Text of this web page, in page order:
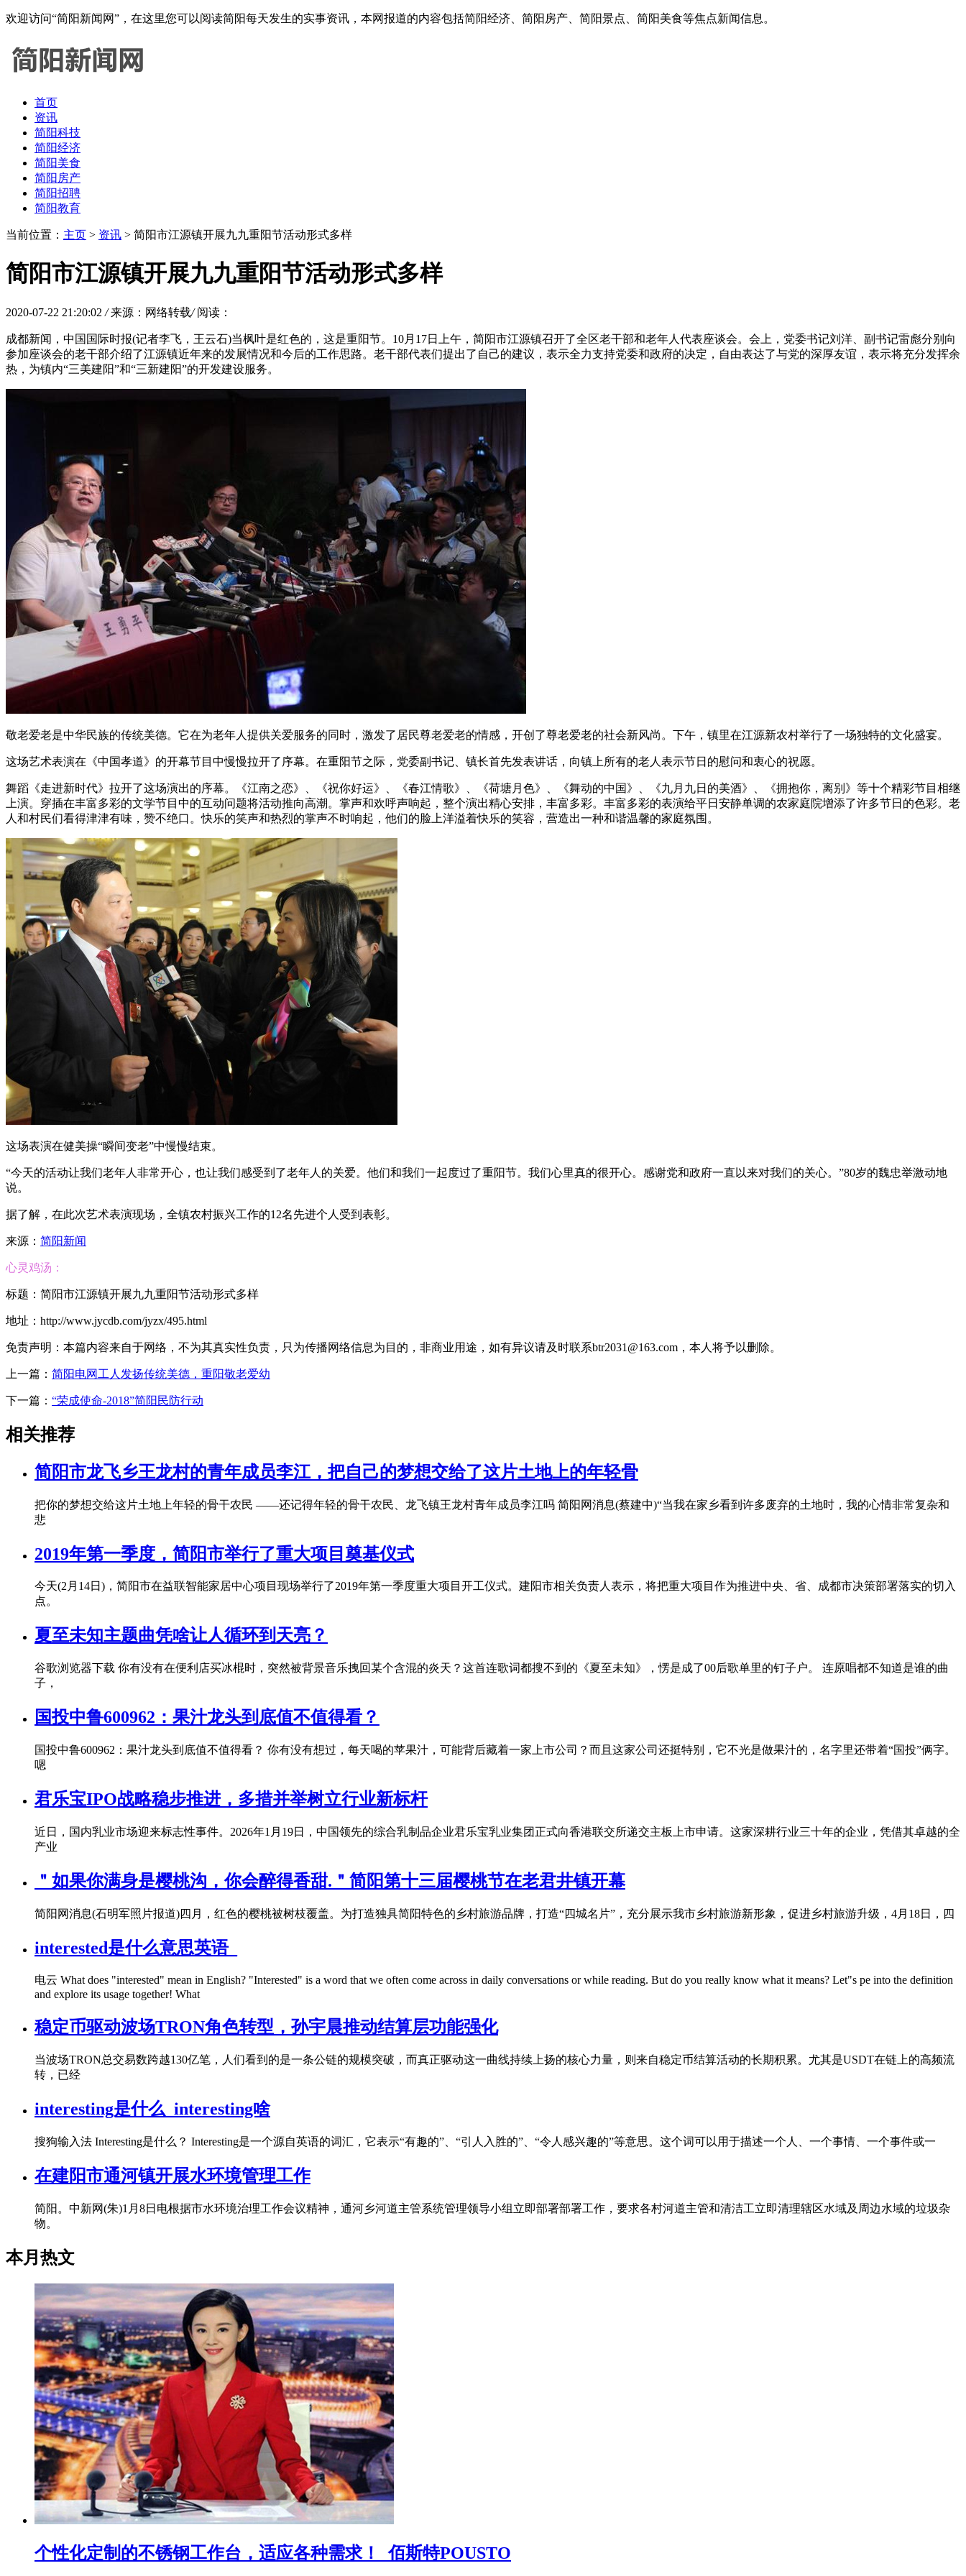
欢迎访问“简阳新闻网”，在这里您可以阅读简阳每天发生的实事资讯，本网报道的内容包括简阳经济、简阳房产、简阳景点、简阳美食等焦点新闻信息。
首页
资讯
简阳科技
简阳经济
简阳美食
简阳房产
简阳招聘
简阳教育
当前位置： 主页 > 资讯 > 简阳市江源镇开展九九重阳节活动形式多样
简阳市江源镇开展九九重阳节活动形式多样
2020-07-22 21:20:02 / 来源：网络转载/ 阅读：
成都新闻，中国国际时报(记者李飞，王云石)当枫叶是红色的，这是重阳节。10月17日上午，简阳市江源镇召开了全区老干部和老年人代表座谈会。会上，党委书记刘洋、副书记雷彪分别向
参加座谈会的老干部介绍了江源镇近年来的发展情况和今后的工作思路。老干部代表们提出了自己的建议，表示全力支持党委和政府的决定，自由表达了与党的深厚友谊，表示将充分发挥余
热，为镇内“三美建阳”和“三新建阳”的开发建设服务。
敬老爱老是中华民族的传统美德。它在为老年人提供关爱服务的同时，激发了居民尊老爱老的情感，开创了尊老爱老的社会新风尚。下午，镇里在江源新农村举行了一场独特的文化盛宴。
这场艺术表演在《中国孝道》的开幕节目中慢慢拉开了序幕。在重阳节之际，党委副书记、镇长首先发表讲话，向镇上所有的老人表示节日的慰问和衷心的祝愿。
舞蹈《走进新时代》拉开了这场演出的序幕。《江南之恋》、《祝你好运》、《春江情歌》、《荷塘月色》、《舞动的中国》、《九月九日的美酒》、《拥抱你，离别》等十个精彩节目相继
上演。穿插在丰富多彩的文学节目中的互动问题将活动推向高潮。掌声和欢呼声响起，整个演出精心安排，丰富多彩。丰富多彩的表演给平日安静单调的农家庭院增添了许多节日的色彩。老
人和村民们看得津津有味，赞不绝口。快乐的笑声和热烈的掌声不时响起，他们的脸上洋溢着快乐的笑容，营造出一种和谐温馨的家庭氛围。
这场表演在健美操“瞬间变老”中慢慢结束。
“今天的活动让我们老年人非常开心，也让我们感受到了老年人的关爱。他们和我们一起度过了重阳节。我们心里真的很开心。感谢党和政府一直以来对我们的关心。”80岁的魏忠举激动地
说。
据了解，在此次艺术表演现场，全镇农村振兴工作的12名先进个人受到表彰。
来源： 简阳新闻
心灵鸡汤：
标题：简阳市江源镇开展九九重阳节活动形式多样
地址：http://www.jycdb.com/jyzx/495.html
免责声明：本篇内容来自于网络，不为其真实性负责，只为传播网络信息为目的，非商业用途，如有异议请及时联系btr2031@163.com，本人将予以删除。
上一篇： 简阳电网工人发扬传统美德，重阳敬老爱幼
下一篇： “荣成使命-2018”简阳民防行动
相关推荐
简阳市龙飞乡王龙村的青年成员李江，把自己的梦想交给了这片土地上的年轻骨
把你的梦想交给这片土地上年轻的骨干农民 ——还记得年轻的骨干农民、龙飞镇王龙村青年成员李江吗 简阳网消息(蔡建中)“当我在家乡看到许多废弃的土地时，我的心情非常复杂和
悲
2019年第一季度，简阳市举行了重大项目奠基仪式
今天(2月14日)，简阳市在益联智能家居中心项目现场举行了2019年第一季度重大项目开工仪式。建阳市相关负责人表示，将把重大项目作为推进中央、省、成都市决策部署落实的切入
点。
夏至未知主题曲凭啥让人循环到天亮？
谷歌浏览器下载 你有没有在便利店买冰棍时，突然被背景音乐拽回某个含混的炎天？这首连歌词都搜不到的《夏至未知》，愣是成了00后歌单里的钉子户。 连原唱都不知道是谁的曲
子，
国投中鲁600962：果汁龙头到底值不值得看？
国投中鲁600962：果汁龙头到底值不值得看？ 你有没有想过，每天喝的苹果汁，可能背后藏着一家上市公司？而且这家公司还挺特别，它不光是做果汁的，名字里还带着“国投”俩字。
嗯
君乐宝IPO战略稳步推进，多措并举树立行业新标杆
近日，国内乳业市场迎来标志性事件。2026年1月19日，中国领先的综合乳制品企业君乐宝乳业集团正式向香港联交所递交主板上市申请。这家深耕行业三十年的企业，凭借其卓越的全
产业
＂如果你满身是樱桃沟，你会醉得香甜.＂简阳第十三届樱桃节在老君井镇开幕
简阳网消息(石明军照片报道)四月，红色的樱桃被树枝覆盖。为打造独具简阳特色的乡村旅游品牌，打造“四城名片”，充分展示我市乡村旅游新形象，促进乡村旅游升级，4月18日，四
interested是什么意思英语_
电云 What does "interested" mean in English? "Interested" is a word that we often come across in daily conversations or while reading. But do you really know what it means? Let"s pe into the definition
and explore its usage together! What
稳定币驱动波场TRON角色转型，孙宇晨推动结算层功能强化
当波场TRON总交易数跨越130亿笔，人们看到的是一条公链的规模突破，而真正驱动这一曲线持续上扬的核心力量，则来自稳定币结算活动的长期积累。尤其是USDT在链上的高频流
转，已经
interesting是什么_interesting啥
搜狗输入法 Interesting是什么？ Interesting是一个源自英语的词汇，它表示“有趣的”、“引人入胜的”、“令人感兴趣的”等意思。这个词可以用于描述一个人、一个事情、一个事件或一
在建阳市通河镇开展水环境管理工作
简阳。中新网(朱)1月8日电根据市水环境治理工作会议精神，通河乡河道主管系统管理领导小组立即部署部署工作，要求各村河道主管和清洁工立即清理辖区水域及周边水域的垃圾杂
物。
本月热文
个性化定制的不锈钢工作台，适应各种需求！_佰斯特POUSTO